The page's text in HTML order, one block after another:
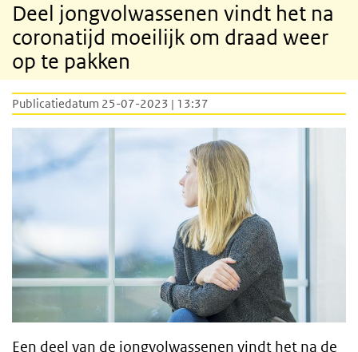
Deel jongvolwassenen vindt het na
coronatijd moeilijk om draad weer
op te pakken
Publicatiedatum 25-07-2023 | 13:37
Een deel van de jongvolwassenen vindt het na de